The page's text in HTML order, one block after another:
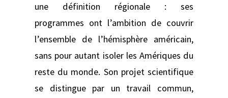
une définition régionale : ses
programmes ont l’ambition de couvrir
l’ensemble de l’hémisphère américain,
sans pour autant isoler les Amériques du
reste du monde. Son projet scientifique
se distingue par un travail commun,